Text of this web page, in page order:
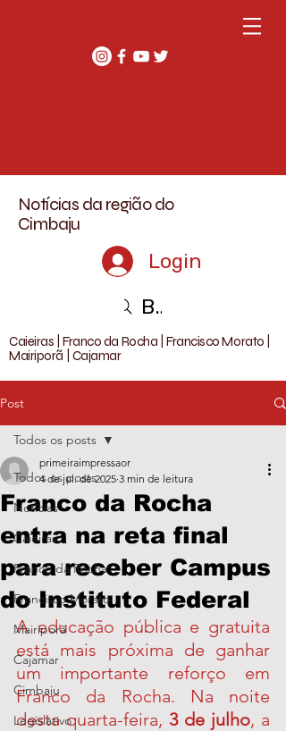
Notícias da região do
Cimbaju
Login
Buscar
Caieiras | Franco da Rocha | Francisco Morato |
Mairiporã | Cajamar
Post
Todos os posts
Notícias
Caieiras
Franco da Rocha
Francisco Morato
Mairiporã
Cajamar
Cimbaju
Legislativo
Todos os posts
Franco da Rocha
entra na reta final
para receber Campus
do Instituto Federal
primeiraimpressaor
4 de jul. de 2025 3 min de leitura
A educação pública e gratuita
está mais próxima de ganhar
um importante reforço em
Franco da Rocha. Na noite
desta quarta-feira, 3 de julho, a